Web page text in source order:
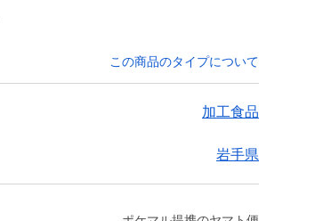
この商品のタイプについて
加工食品
岩手県